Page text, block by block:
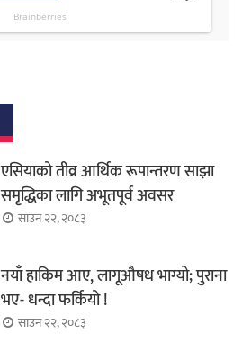
एसियाको तीव्र आर्थिक रूपान्तरण साझा
समृद्धिका लागि अभूतपूर्व अवसर
साउन २२, २०८३
नयाँ हाकिम आए, लागूऔषध भाग्यो; पुराना
भए- धन्दा फर्कियो !
साउन २२, २०८३